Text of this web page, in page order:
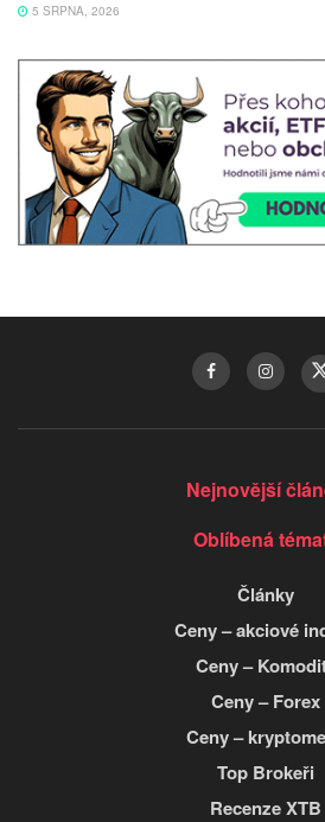
5 SRPNA, 2026
Nejnovější
Oblíbená
Články
Ceny – akciové
Ceny –
Ceny – Forex
Ceny –
Top Brokeři
Recenze XTB